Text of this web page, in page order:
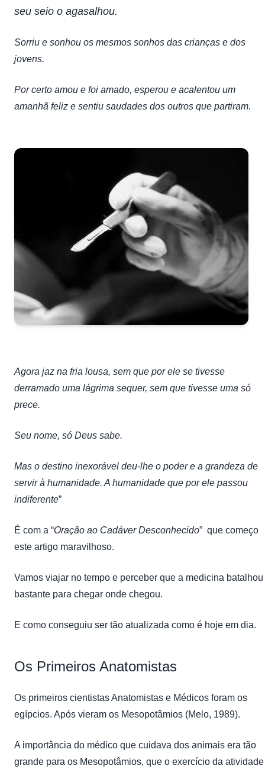
seu seio o agasalhou.
Sorriu e sonhou os mesmos sonhos das crianças e dos
jovens.
Por certo amou e foi amado, esperou e acalentou um
amanhã feliz e sentiu saudades dos outros que partiram.
Agora jaz na fria lousa, sem que por ele se tivesse
derramado uma lágrima sequer, sem que tivesse uma só
prece.
Seu nome, só Deus sabe.
Mas o destino inexorável deu-lhe o poder e a grandeza de
servir à humanidade. A humanidade que por ele passou
indiferente”
É com a “Oração ao Cadáver Desconhecido” que começo
este artigo maravilhoso.
Vamos viajar no tempo e perceber que a medicina batalhou
bastante para chegar onde chegou.
E como conseguiu ser tão atualizada como é hoje em dia.
Os Primeiros Anatomistas
Os primeiros cientistas Anatomistas e Médicos foram os
egípcios. Após vieram os Mesopotâmios (Melo, 1989).
A importância do médico que cuidava dos animais era tão
grande para os Mesopotâmios, que o exercício da atividade